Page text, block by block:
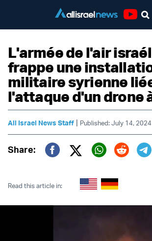
L'armée de l'air
frappe une
militaire syrienne
l'attaque d'un drone
All Israel News Staff | Published: July 14, 2024
Share:
Twitter (X)
Read this article in: